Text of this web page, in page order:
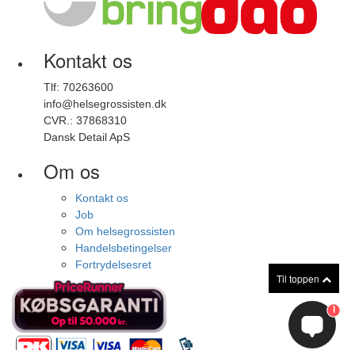
Til toppen
Kontakt os
Tlf: 70263600
info@helsegrossisten.dk
CVR.: 37868310
Dansk Detail ApS
Om os
Kontakt os
Job
Om helsegrossisten
Handelsbetingelser
Fortrydelsesret
1